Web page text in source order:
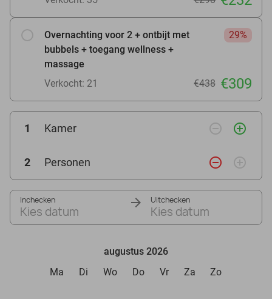
Overnachting voor 2 + ontbijt met
bubbels + toegang wellness +
massage
29%
Verkocht: 21 €438 €309
1 Kamer remove_circle_outline add_circle_outline
2 Personen remove_circle_outline add_circle_outline
Inchecken
Kies datum
Uitchecken
Kies datum
augustus 2026
Ma
Di Wo Do Vr Za Zo